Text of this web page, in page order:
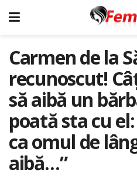
Carmen de la
recunoscut!
să aibă un
poată sta cu
ca omul de
aibă…”